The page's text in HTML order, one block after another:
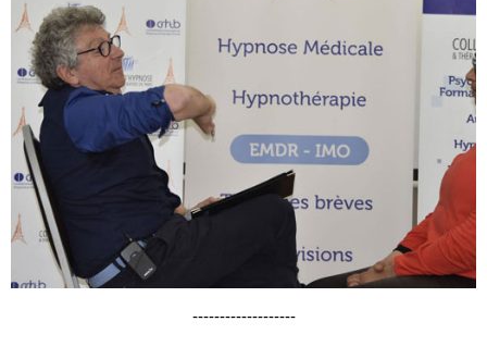
-------------------